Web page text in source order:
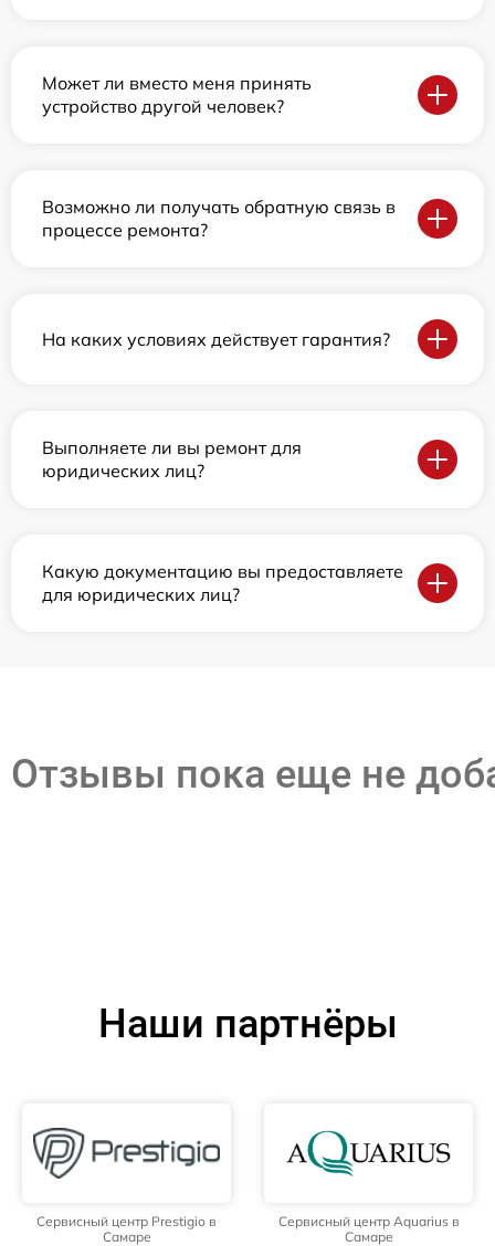
Может ли вместо меня принять
устройство другой человек?
Возможно ли получать обратную связь в
процессе ремонта?
На каких условиях действует гарантия?
Выполняете ли вы ремонт для
юридических лиц?
Какую документацию вы предоставляете
для юридических лиц?
Отзывы пока еще не
Наши партнёры
Сервисный центр Prestigio в
Самаре
Сервисный центр Aquarius в
Самаре